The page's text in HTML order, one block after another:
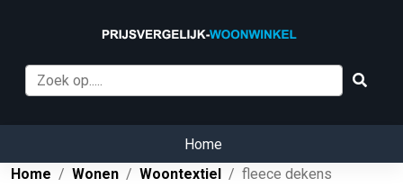
Home
Home
Wonen Woontextiel fleece dekens